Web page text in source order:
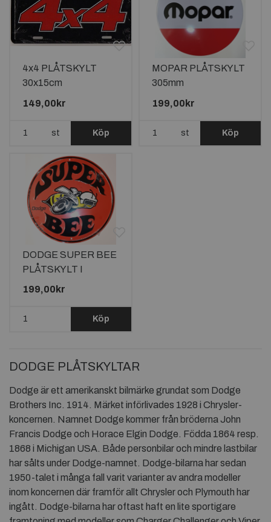
4x4 PLÅTSKYLT
30x15cm
149,00kr
st Köp
MOPAR PLÅTSKYLT
305mm
199,00kr
st Köp
DODGE SUPER BEE
PLÅTSKYLT I
ALUMINIUM
199,00kr
Köp
DODGE PLÅTSKYLTAR
Dodge är ett amerikanskt bilmärke grundat som Dodge
Brothers Inc. 1914. Märket införlivades 1928 i Chrysler-
koncernen. Namnet Dodge kommer från bröderna John
Francis Dodge och Horace Elgin Dodge. Födda 1864 resp.
1868 i Michigan USA. Både personbilar och mindre lastbilar
har sålts under Dodge-namnet. Dodge-bilarna har sedan
1950-talet i många fall varit varianter av andra modeller
inom koncernen där framför allt Chrysler och Plymouth har
ingått. Dodge-bilarna har oftast haft en lite sportigare